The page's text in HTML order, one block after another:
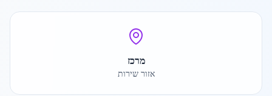
מרכז
אזור שירות